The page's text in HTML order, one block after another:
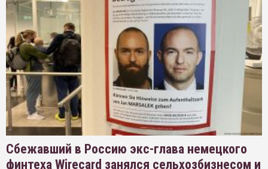
Сбежавший в Россию экс-глава немецкого
финтеха Wirecard занялся сельхозбизнесом и